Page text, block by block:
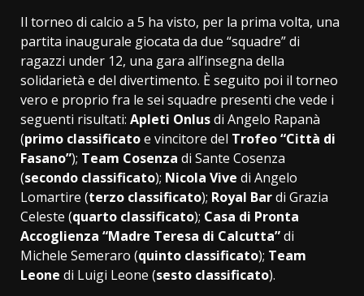
Il torneo di calcio a 5 ha visto, per la prima volta, una
partita inaugurale giocata da due “squadre” di
ragazzi under 12, una gara all’insegna della
solidarietà e del divertimento. È seguito poi il torneo
vero e proprio fra le sei squadre presenti che vede i
seguenti risultati: Apleti Onlusdi Angelo Rapanà
(primo classificatoe vincitore del Trofeo “Città di
Fasano”); Team Cosenza di Sante Cosenza
(secondo classificato); Nicola Vive di Angelo
Lomartire (terzo classificato); Royal Bardi Grazia
Celeste (quarto classificato); Casa di Pronta
Accoglienza “Madre Teresa di Calcutta”di
Michele Semeraro (quinto classificato); Team
Leone di Luigi Leone (sesto classificato).